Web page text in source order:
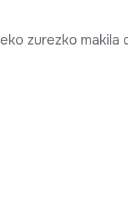
zurezko makila